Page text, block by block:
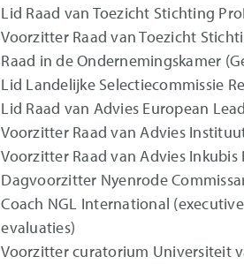
Lid Raad van Toezicht Stichting
Voorzitter Raad van Toezicht
Raad in de Ondernemingskamer
Lid Landelijke Selectiecommissie
Lid Raad van Advies European
Voorzitter Raad van Advies
Voorzitter Raad van Advies Inkubis
Dagvoorzitter Nyenrode
Coach NGL International
evaluaties)
Voorzitter curatorium Universiteit